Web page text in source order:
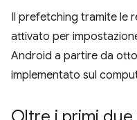
Il prefetching tramite le
attivato per
Android a partire da
implementato sul